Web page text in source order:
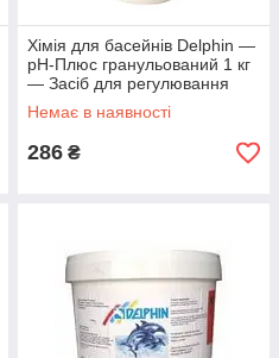
Хімія для басейнів Delphin —
рН-Плюс гранульований 1 кг
— Засіб для регулювання
кислотності води
Немає в наявності
286 ₴